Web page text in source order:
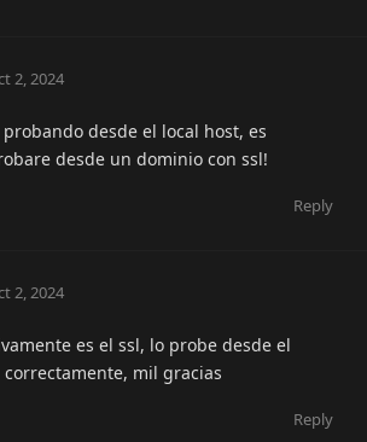
2, 2024
probando desde el local host, es
desde un dominio con ssl!
Reply
2, 2024
es el ssl, lo probe desde el
mil gracias
Reply